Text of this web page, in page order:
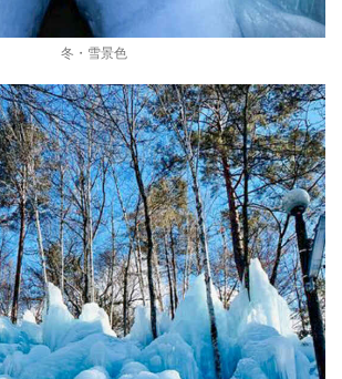
冬・雪景色